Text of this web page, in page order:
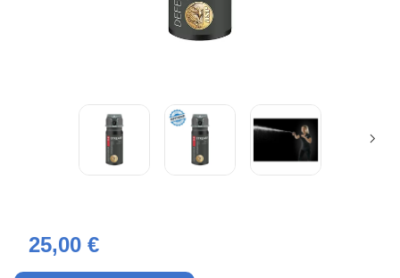
25,00 €